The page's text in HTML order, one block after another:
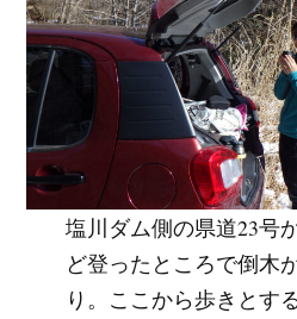
塩川ダム側の県道23号
ど登ったところで倒木
り。ここから歩きとする